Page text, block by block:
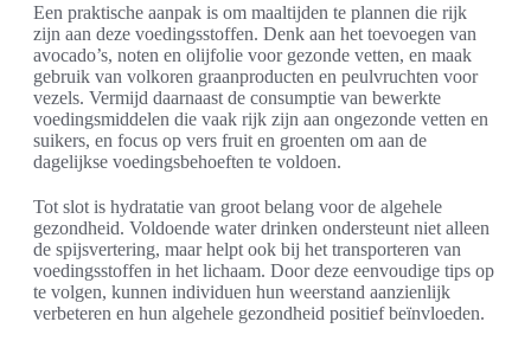
Een praktische aanpak is om maaltijden te plannen die rijk
zijn aan deze voedingsstoffen. Denk aan het toevoegen van
avocado’s, noten en olijfolie voor gezonde vetten, en maak
gebruik van volkoren graanproducten en peulvruchten voor
vezels. Vermijd daarnaast de consumptie van bewerkte
voedingsmiddelen die vaak rijk zijn aan ongezonde vetten en
suikers, en focus op vers fruit en groenten om aan de
dagelijkse voedingsbehoeften te voldoen.
Tot slot is hydratatie van groot belang voor de algehele
gezondheid. Voldoende water drinken ondersteunt niet alleen
de spijsvertering, maar helpt ook bij het transporteren van
voedingsstoffen in het lichaam. Door deze eenvoudige tips op
te volgen, kunnen individuen hun weerstand aanzienlijk
verbeteren en hun algehele gezondheid positief beïnvloeden.